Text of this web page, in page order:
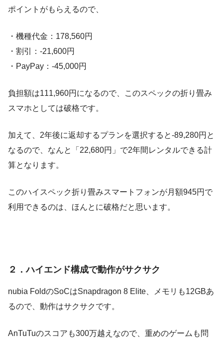
ポイントがもらえるので、
・機種代金：178,560円
・割引：-21,600円
・PayPay：-45,000円
負担額は111,960円になるので、このスペックの折り畳み
スマホとしては破格です。
加えて、2年後に返却するプランを選択すると-89,280円と
なるので、なんと「22,680円」で2年間レンタルできる計
算となります。
このハイスペック折り畳みスマートフォンが月額945円で
利用できるのは、ほんとに破格だと思います。
２．ハイエンド構成で動作がサクサク
nubia FoldのSoCはSnapdragon 8 Elite、メモリも12GBあ
るので、動作はサクサクです。
AnTuTuのスコアも300万越えなので、重めのゲームも問